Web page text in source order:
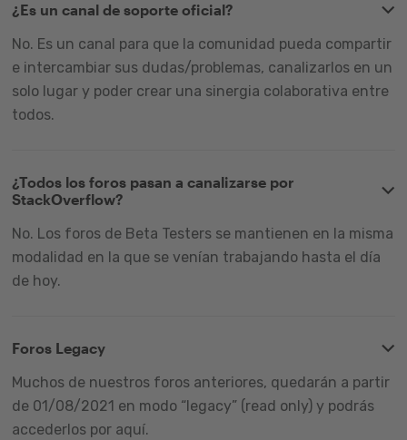
¿Es un canal de soporte oficial?
No. Es un canal para que la comunidad pueda compartir
e intercambiar sus dudas/problemas, canalizarlos en un
solo lugar y poder crear una sinergia colaborativa entre
todos.
¿Todos los foros pasan a canalizarse por
StackOverflow?
No. Los foros de Beta Testers se mantienen en la misma
modalidad en la que se venían trabajando hasta el día
de hoy.
Foros Legacy
Muchos de nuestros foros anteriores, quedarán a partir
de 01/08/2021 en modo “legacy” (read only) y podrás
accederlos por aquí.